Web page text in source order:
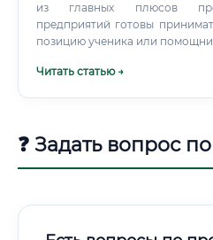
из главных плюсов
предприятий готовы
позицию ученика или
Читать статью →
❓ Задать вопрос